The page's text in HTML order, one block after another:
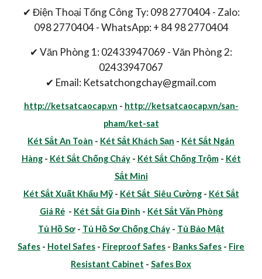
✔ Điện Thoại Tổng Công Ty: 098 2770404 - Zalo:
098 2770404 - WhatsApp: + 84 98 2770404
✔ Văn Phòng 1: 02433947069 - Văn Phòng 2:
02433947067
✔ Email: Ketsatchongchay@gmail.com
http://ketsatcaocap.vn - http://ketsatcaocap.vn/san-
pham/ket-sat
Két Sắt An Toàn - Két Sắt Khách Sạn - Két Sắt Ngân
Hàng- Két Sắt Chống Cháy- Két Sắt Chống Trộm- Két
Sắt Mini
Két Sắt Xuất Khẩu Mỹ- Két Sắt Siêu Cường- Két Sắt
Giá Rẻ- Két Sắt Gia Đình - Két Sắt Văn Phòng
Tủ Hồ Sơ- Tủ Hồ Sơ Chống Cháy- Tủ Bảo Mật
Safes - Hotel Safes - Fireproof Safes - Banks Safes - Fire
Resistant Cabinet - Safes Box